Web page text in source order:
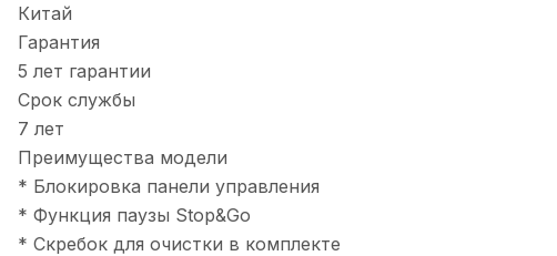
Китай
Гарантия
5 лет гарантии
Срок службы
7 лет
Преимущества модели
* Блокировка панели управления
* Функция паузы Stop&Go
* Скребок для очистки в комплекте